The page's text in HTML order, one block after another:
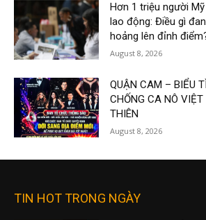
Hơn 1 triệu người
lao động: Điều gì
hoảng lên đỉnh
August 8, 2026
QUẬN CAM – BIỂU
CHỐNG CA NÔ VIỆT
THIÊN
August 8, 2026
TIN HOT TRONG NGÀY